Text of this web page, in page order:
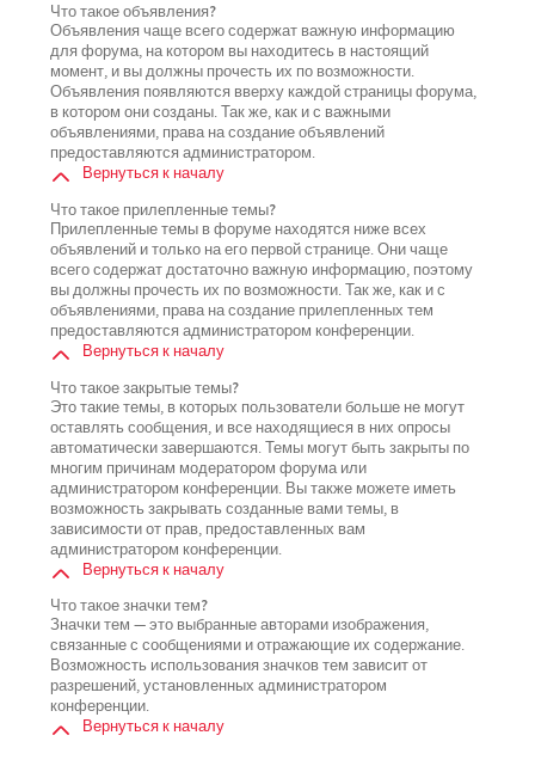
Что такое объявления?
Объявления чаще всего содержат важную информацию
для форума, на котором вы находитесь в настоящий
момент, и вы должны прочесть их по возможности.
Объявления появляются вверху каждой страницы форума,
в котором они созданы. Так же, как и с важными
объявлениями, права на создание объявлений
предоставляются администратором.
Вернуться к началу
Что такое прилепленные темы?
Прилепленные темы в форуме находятся ниже всех
объявлений и только на его первой странице. Они чаще
всего содержат достаточно важную информацию, поэтому
вы должны прочесть их по возможности. Так же, как и с
объявлениями, права на создание прилепленных тем
предоставляются администратором конференции.
Вернуться к началу
Что такое закрытые темы?
Это такие темы, в которых пользователи больше не могут
оставлять сообщения, и все находящиеся в них опросы
автоматически завершаются. Темы могут быть закрыты по
многим причинам модератором форума или
администратором конференции. Вы также можете иметь
возможность закрывать созданные вами темы, в
зависимости от прав, предоставленных вам
администратором конференции.
Вернуться к началу
Что такое значки тем?
Значки тем — это выбранные авторами изображения,
связанные с сообщениями и отражающие их содержание.
Возможность использования значков тем зависит от
разрешений, установленных администратором
конференции.
Вернуться к началу